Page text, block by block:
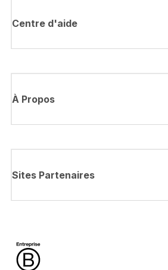
Centre d'aide
À Propos
Sites Partenaires